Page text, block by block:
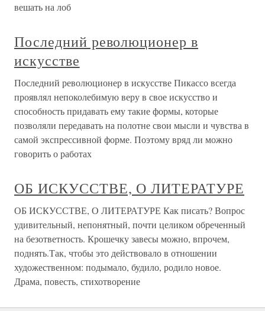
вешать на лоб
Последний революционер в
искусстве
Последний революционер в искусстве Пикассо всегда
проявлял непоколебимую веру в свое искусство и
способность придавать ему такие формы, которые
позволяли передавать на полотне свои мысли и чувства в
самой экспрессивной форме. Поэтому вряд ли можно
говорить о работах
ОБ ИСКУССТВЕ, О ЛИТЕРАТУРЕ
ОБ ИСКУССТВЕ, О ЛИТЕРАТУРЕ Как писать? Вопрос
удивительный, непонятный, почти целиком обреченный
на безответность. Крошечку завесы можно, впрочем,
поднять.Так, чтобы это действовало в отношении
художественном: подымало, будило, родило новое.
Драма, повесть, стихотворение